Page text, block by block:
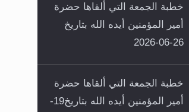
خطبة الجمعة التي ألقاها حضرة
أمير المؤمنين أيده الله بتاريخ
26-06-2026
خطبة الجمعة التي ألقاها حضرة
أمير المؤمنين أيده الله بتاريخ19-